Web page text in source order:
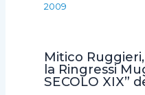
2009
Mitico
la Ringressi
SECOLO XIX”